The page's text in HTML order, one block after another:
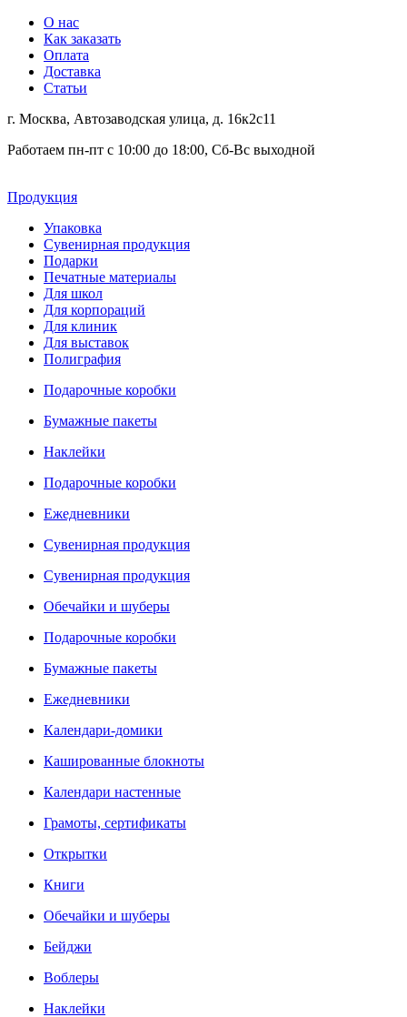
О нас
Как заказать
Оплата
Доставка
Статьи
г. Москва, Автозаводская улица, д. 16к2с11
Работаем пн-пт с 10:00 до 18:00, Сб-Вс выходной
Продукция
Упаковка
Сувенирная продукция
Подарки
Печатные материалы
Для школ
Для корпораций
Для клиник
Для выставок
Полиграфия
Подарочные коробки
Бумажные пакеты
Наклейки
Подарочные коробки
Ежедневники
Сувенирная продукция
Сувенирная продукция
Обечайки и шуберы
Подарочные коробки
Бумажные пакеты
Ежедневники
Календари-домики
Кашированные блокноты
Календари настенные
Грамоты, сертификаты
Открытки
Книги
Обечайки и шуберы
Бейджи
Воблеры
Наклейки